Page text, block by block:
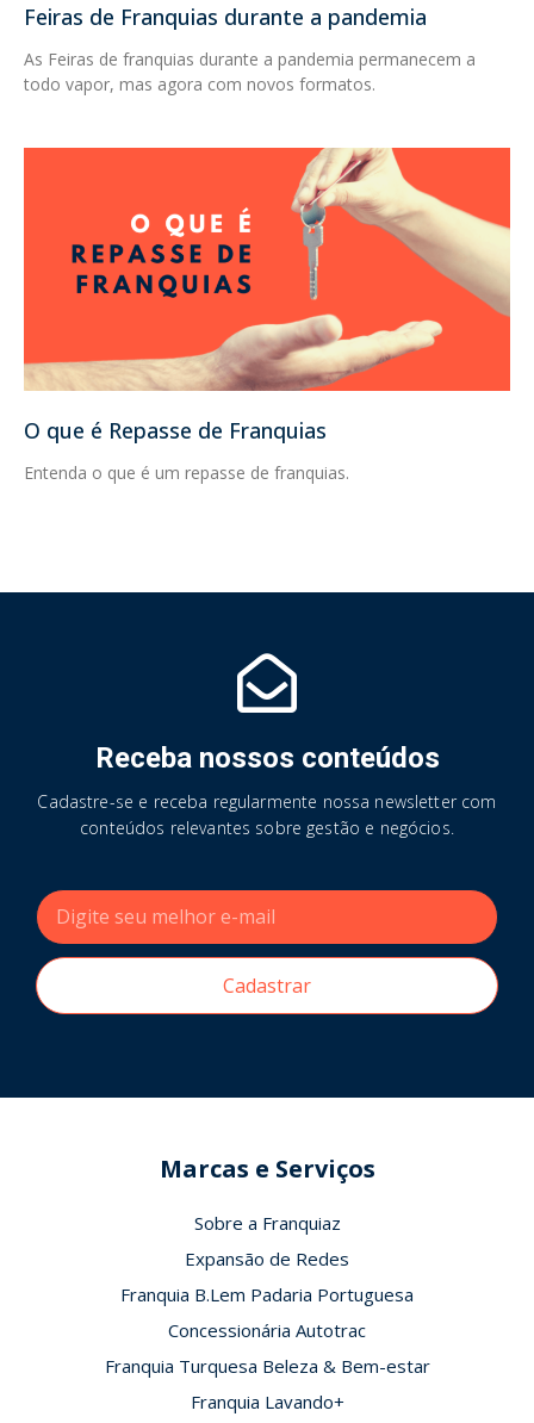
Feiras de Franquias durante a pandemia
As Feiras de franquias durante a pandemia permanecem a
todo vapor, mas agora com novos formatos.
O que é Repasse de Franquias
Entenda o que é um repasse de franquias.
Receba nossos conteúdos
Cadastre-se e receba regularmente nossa newsletter com
conteúdos relevantes sobre gestão e negócios.
Cadastrar
Marcas e Serviços
Sobre a Franquiaz
Expansão de Redes
Franquia B.Lem Padaria Portuguesa
Concessionária Autotrac
Franquia Turquesa Beleza & Bem-estar
Franquia Lavando+